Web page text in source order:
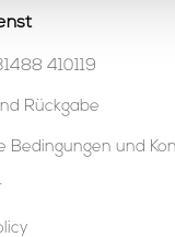
410119
Rückgabe
Bedingungen und